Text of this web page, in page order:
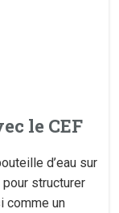
le CEF
d’eau sur
structurer
comme un